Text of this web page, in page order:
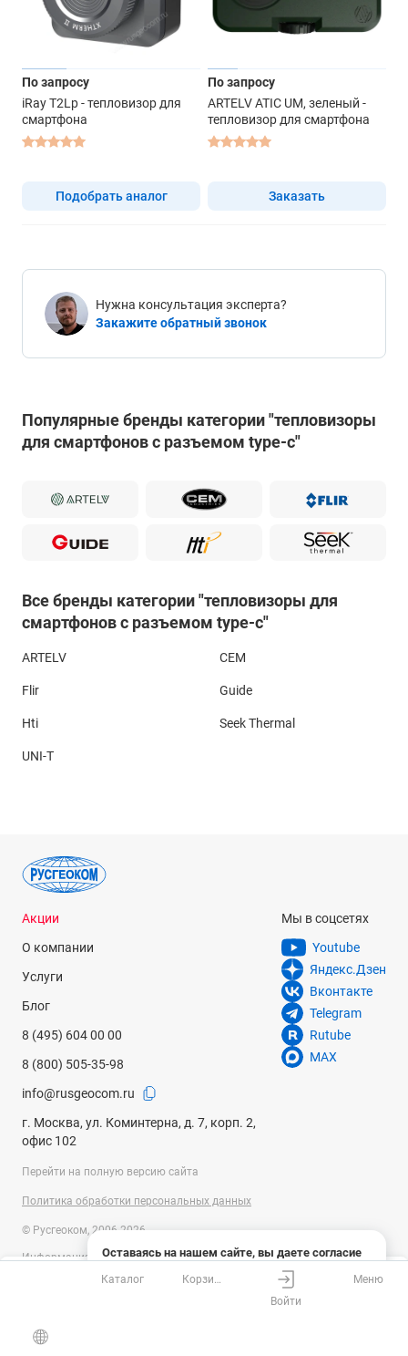
По запросу
iRay T2Lр - тепловизор для
смартфона
Подобрать аналог
По запросу
ARTELV ATIC UM, зеленый -
тепловизор для смартфона
Заказать
Нужна консультация эксперта?
Закажите обратный звонок
Популярные бренды категории "тепловизоры
для смартфонов с разъемом type-c"
Все бренды категории "тепловизоры для
смартфонов с разъемом type-c"
ARTELV CEM
Flir Guide
Hti Seek Thermal
UNI-T
Оставаясь на нашем сайте, вы даете согласие
на использование файлов cookies и сбор данных
системами веб-аналитики
Акции
О компании
Услуги
Блог
8 (495) 604 00 00
8 (800) 505-35-98
info@rusgeocom.ru
г. Москва, ул. Коминтерна, д. 7, корп. 2,
офис 102
Мы в соцсетях
Youtube
Яндекс.Дзен
Вконтакте
Telegram
Rutube
MAX
Перейти на полную версию сайта
Политика обработки персональных данных
© Русгеоком, 2006-2026
Информация на сайте носит справочный характер и не является
публичной офертой, определяемой положениями Статьи 437
Гражданского кодекса Российской Федерации. Технические
изменены производителем без предварительного уведомления.
Уточняйте информацию у наших менеджеров.
Каталог
Корзина
Войти
Меню